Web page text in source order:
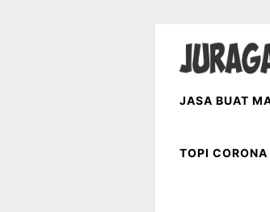
JASA BUAT
TOPI CORONA